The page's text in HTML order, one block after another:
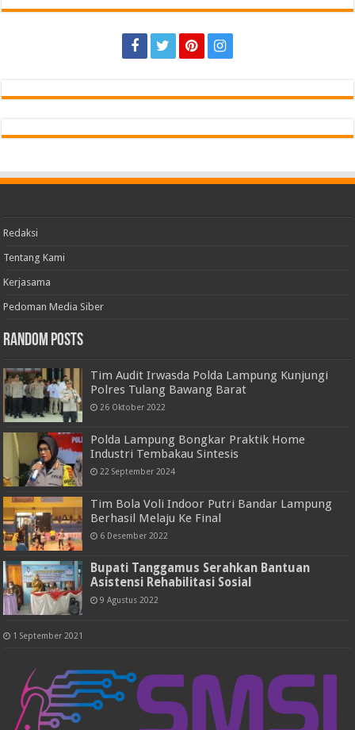
Redaksi
Tentang Kami
Kerjasama
Pedoman Media Siber
Random Posts
Tim Audit Irwasda Polda Lampung Kunjungi
Polres Tulang Bawang Barat
26 Oktober 2022
Polda Lampung Bongkar Praktik Home
Industri Tembakau Sintesis
22 September 2024
Tim Bola Voli Indoor Putri Bandar Lampung
Berhasil Melaju Ke Final
6 Desember 2022
Bupati Tanggamus Serahkan Bantuan
Asistensi Rehabilitasi Sosial
9 Agustus 2022
1 September 2021